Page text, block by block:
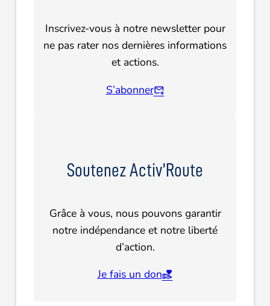
Inscrivez-vous à notre newsletter pour
ne pas rater nos dernières informations
et actions.
S’abonner
Soutenez Activ’Route
Grâce à vous, nous pouvons garantir
notre indépendance et notre liberté
d’action.
Je fais un don